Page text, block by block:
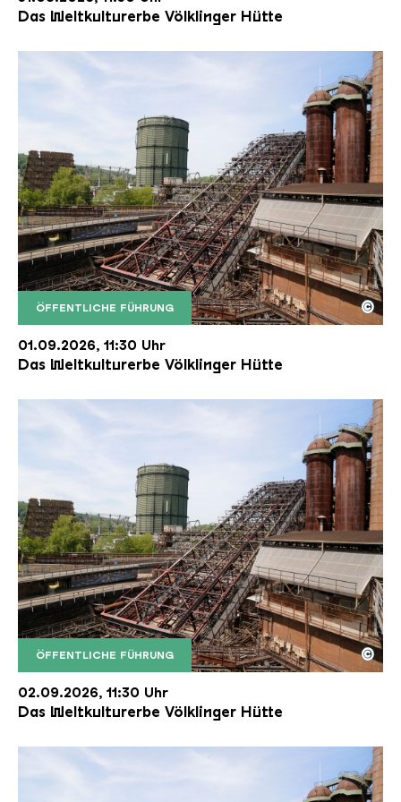
Das Weltkulturerbe Völklinger Hütte
ÖFFENTLICHE FÜHRUNG
Der Erzschrägaufzug der Völklinger Hütte mit
Copyright: Weltkulturerbe Völklinger Hütte | Karl
©
01.09.2026, 11:30 Uhr
Das Weltkulturerbe Völklinger Hütte
ÖFFENTLICHE FÜHRUNG
Der Erzschrägaufzug der Völklinger Hütte mit
Copyright: Weltkulturerbe Völklinger Hütte | Karl
©
02.09.2026, 11:30 Uhr
Das Weltkulturerbe Völklinger Hütte